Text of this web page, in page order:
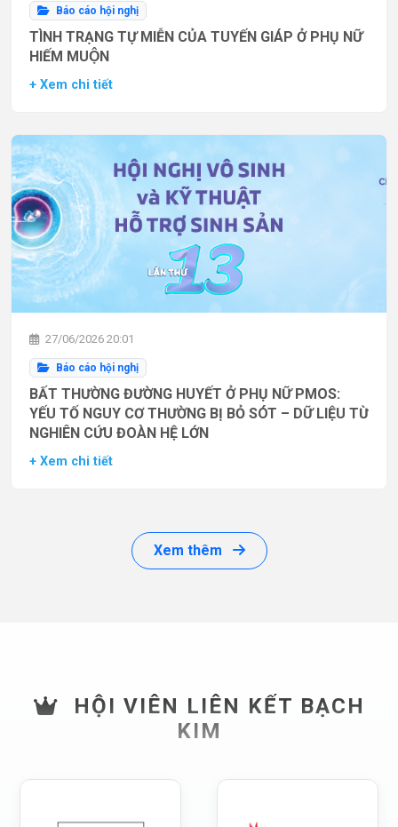
Báo cáo hội nghị
TÌNH TRẠNG TỰ MIỄN CỦA TUYẾN GIÁP Ở PHỤ NỮ
HIẾM MUỘN
+ Xem chi tiết
27/06/2026 20:01
Báo cáo hội nghị
BẤT THƯỜNG ĐƯỜNG HUYẾT Ở PHỤ NỮ PMOS:
YẾU TỐ NGUY CƠ THƯỜNG BỊ BỎ SÓT – DỮ LIỆU TỪ
NGHIÊN CỨU ĐOÀN HỆ LỚN
+ Xem chi tiết
Xem thêm
HỘI VIÊN LIÊN KẾT BẠCH
KIM